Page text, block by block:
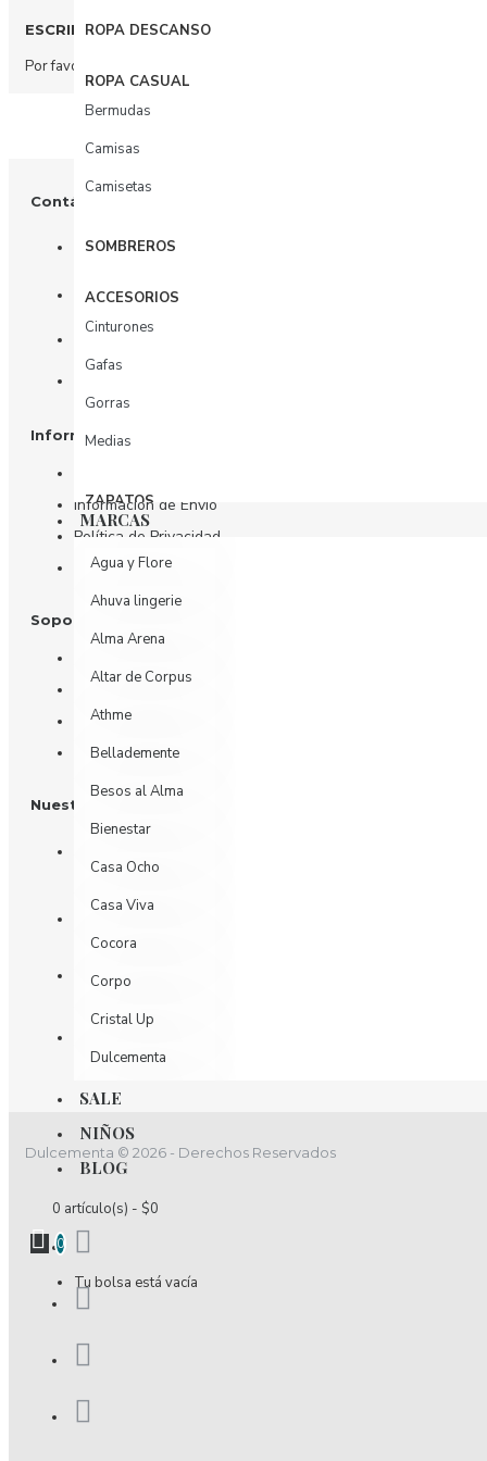
ROPA DESCANSO
ROPA CASUAL
Bermudas
Camisas
Camisetas
SOMBREROS
ACCESORIOS
Cinturones
Gafas
Gorras
Medias
ZAPATOS
MARCAS
Agua y Flore
Ahuva lingerie
Alma Arena
Altar de Corpus
Athme
Bellademente
Besos al Alma
Bienestar
Casa Ocho
Casa Viva
Cocora
Corpo
Cristal Up
Dulcementa
Dulzamara
D´luchi
Effekt Nutrition
Elixir
Esencia
SALE
NIÑOS
BLOG
0 artículo(s) - $0
0
Tu bolsa está vacía
ESCRIBIR COMENTARIO
Por favor
Contáctenos
+57 3003156617
Tienda: Calle 81 # 11 - 31
Información
Información de Envío
Política de Privacidad
Términos y Condiciones
Soporte al Cliente
Mi Cuenta
Historial de Pedidos
Nuestras Redes
Dulcementa © 2026 - Derechos Reservados